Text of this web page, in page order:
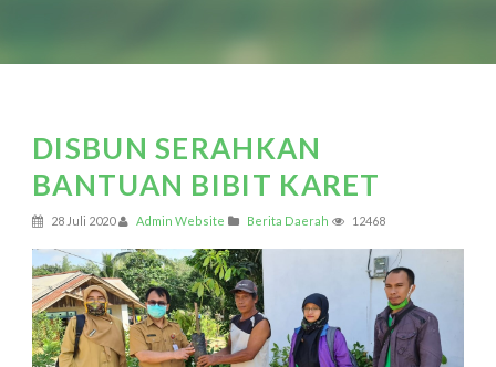
DISBUN SERAHKAN
BANTUAN BIBIT KARET
28 Juli 2020 Admin Website Berita Daerah 12468